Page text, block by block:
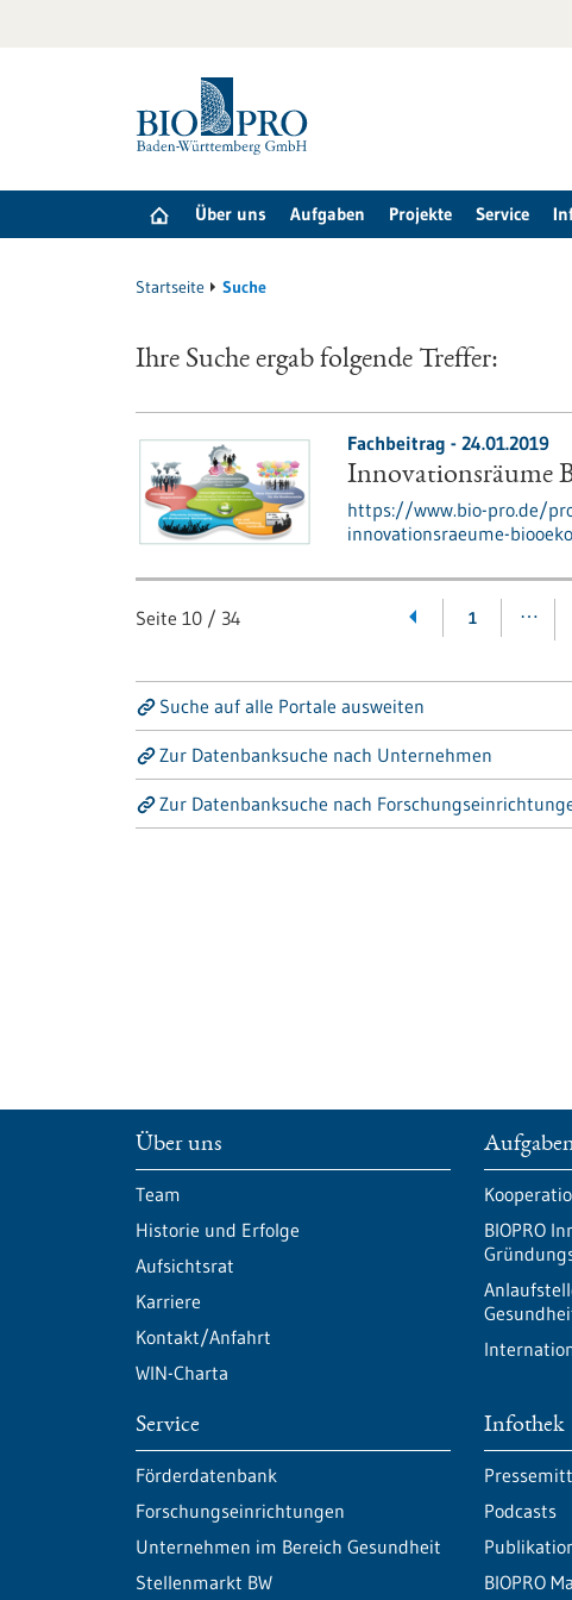
Über uns Aufgaben Projekte Service
Startseite Suche
Ihre Suche ergab folgende Treffer:
Fachbeitrag - 24.01.2019
Innovationsräume
https://www.bio-pro.de/
innovationsraeume-
Seite 10 / 34 1 …
Suche auf alle Portale ausweiten
Zur Datenbanksuche nach Unternehmen
Zur Datenbanksuche nach
Über uns
Team
Historie und Erfolge
Aufsichtsrat
Karriere
Kontakt/Anfahrt
WIN-Charta
BIOPRO
Service
Förderdatenbank
Forschungseinrichtungen
Unternehmen im Bereich Gesundheit
Stellenmarkt BW
Infothek
Podcasts
BIOPRO